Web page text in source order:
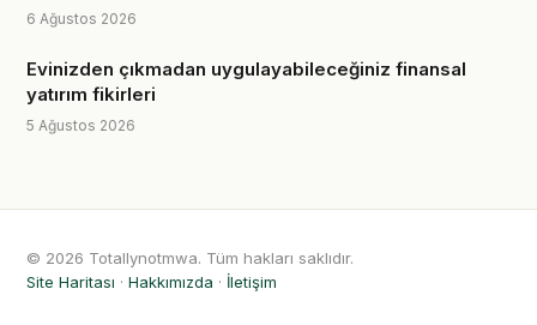
6 Ağustos 2026
Evinizden çıkmadan uygulayabileceğiniz finansal
yatırım fikirleri
5 Ağustos 2026
© 2026 Totallynotmwa. Tüm hakları saklıdır.
Site Haritası · Hakkımızda · İletişim